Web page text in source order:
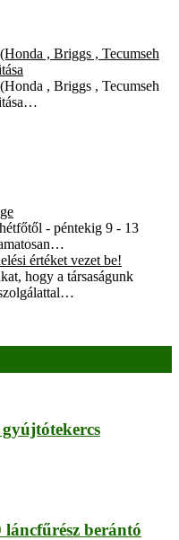
, Briggs , Tecumseh
, Briggs , Tecumseh
- péntekig 9 - 13
értéket vezet be!
hogy a társaságunk
berántó